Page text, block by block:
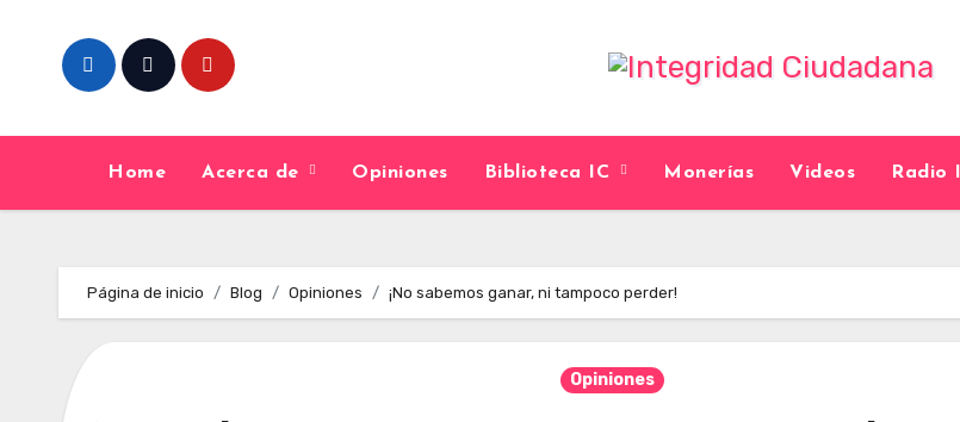
content
Home Acerca de Opiniones Biblioteca IC Monerías Videos Radio
Página de inicio Blog Opiniones ¡No sabemos ganar, ni tampoco perder!
Opiniones